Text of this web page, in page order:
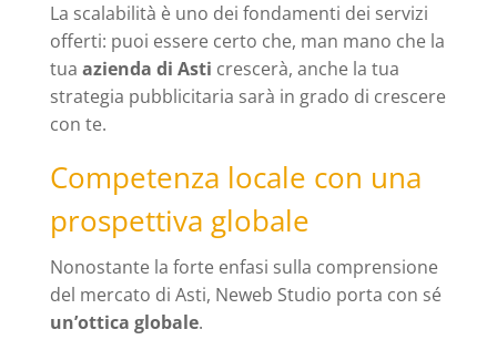
La scalabilità è uno dei fondamenti dei servizi
offerti: puoi essere certo che, man mano che la
tua azienda di Asti crescerà, anche la tua
strategia pubblicitaria sarà in grado di crescere
con te.
Competenza locale con una
prospettiva globale
Nonostante la forte enfasi sulla comprensione
del mercato di Asti, Neweb Studio porta con sé
un’ottica globale.